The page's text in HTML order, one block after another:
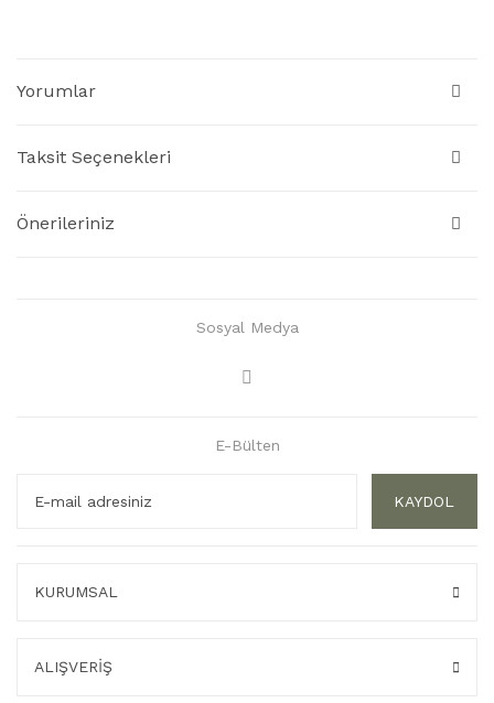
Yorumlar
Taksit Seçenekleri
Önerileriniz
Sosyal Medya
E-Bülten
KAYDOL
KURUMSAL
ALIŞVERİŞ